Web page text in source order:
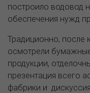
построило водовод
обеспечения нужд
Традиционно, после
осмотрели
продукции,
презентация всего
фабрики и